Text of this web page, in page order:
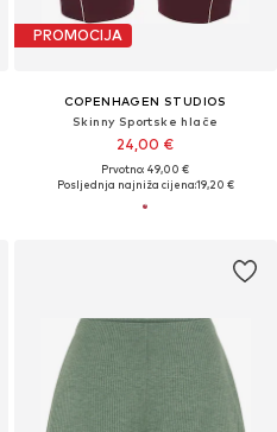
PROMOCIJA
COPENHAGEN STUDIOS
Skinny Sportske hlače
24,00 €
Prvotno: 49,00 €
Posljednja najniža cijena:19,20 €